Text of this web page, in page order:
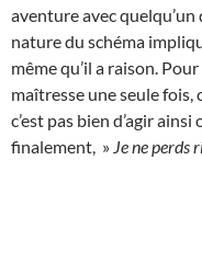
aventure avec quelqu’un
nature du schéma
même qu’il a raison.
maîtresse une seule fois,
c’est pas bien d’agir
finalement, » Je ne perds